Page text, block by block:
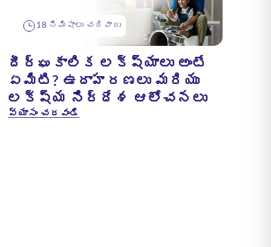
18 నిమిషాలు చదివారు
దీర్ఘకాలిక లక్ష్యాలు అంటే
ఏమిటి? ఉదాహరణలు మరియు
లక్ష్య నిర్దేశ ఆలోచనలు
వ్యాసం చదవండి